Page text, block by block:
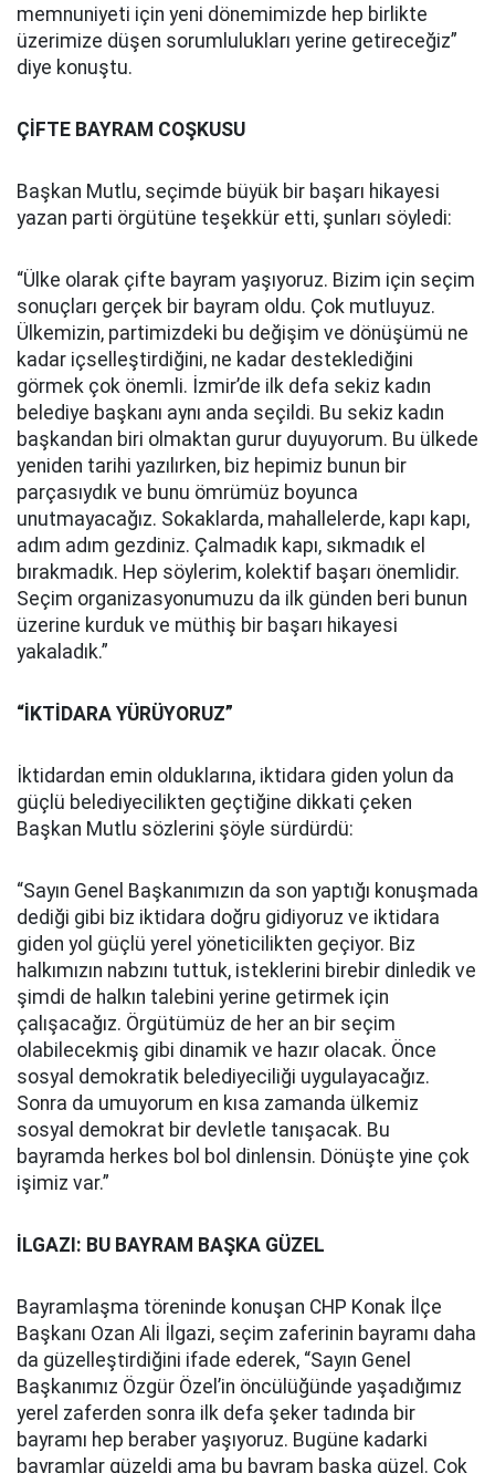
memnuniyeti için yeni dönemimizde hep birlikte
üzerimize düşen sorumlulukları yerine getireceğiz”
diye konuştu.
ÇİFTE BAYRAM COŞKUSU
Başkan Mutlu, seçimde büyük bir başarı hikayesi
yazan parti örgütüne teşekkür etti, şunları söyledi:
“Ülke olarak çifte bayram yaşıyoruz. Bizim için seçim
sonuçları gerçek bir bayram oldu. Çok mutluyuz.
Ülkemizin, partimizdeki bu değişim ve dönüşümü ne
kadar içselleştirdiğini, ne kadar desteklediğini
görmek çok önemli. İzmir’de ilk defa sekiz kadın
belediye başkanı aynı anda seçildi. Bu sekiz kadın
başkandan biri olmaktan gurur duyuyorum. Bu ülkede
yeniden tarihi yazılırken, biz hepimiz bunun bir
parçasıydık ve bunu ömrümüz boyunca
unutmayacağız. Sokaklarda, mahallelerde, kapı kapı,
adım adım gezdiniz. Çalmadık kapı, sıkmadık el
bırakmadık. Hep söylerim, kolektif başarı önemlidir.
Seçim organizasyonumuzu da ilk günden beri bunun
üzerine kurduk ve müthiş bir başarı hikayesi
yakaladık.”
“İKTİDARA YÜRÜYORUZ”
İktidardan emin olduklarına, iktidara giden yolun da
güçlü belediyecilikten geçtiğine dikkati çeken
Başkan Mutlu sözlerini şöyle sürdürdü:
“Sayın Genel Başkanımızın da son yaptığı konuşmada
dediği gibi biz iktidara doğru gidiyoruz ve iktidara
giden yol güçlü yerel yöneticilikten geçiyor. Biz
halkımızın nabzını tuttuk, isteklerini birebir dinledik ve
şimdi de halkın talebini yerine getirmek için
çalışacağız. Örgütümüz de her an bir seçim
olabilecekmiş gibi dinamik ve hazır olacak. Önce
sosyal demokratik belediyeciliği uygulayacağız.
Sonra da umuyorum en kısa zamanda ülkemiz
sosyal demokrat bir devletle tanışacak. Bu
bayramda herkes bol bol dinlensin. Dönüşte yine çok
işimiz var.”
İLGAZI: BU BAYRAM BAŞKA GÜZEL
Bayramlaşma töreninde konuşan CHP Konak İlçe
Başkanı Ozan Ali İlgazi, seçim zaferinin bayramı daha
da güzelleştirdiğini ifade ederek, “Sayın Genel
Başkanımız Özgür Özel’in öncülüğünde yaşadığımız
yerel zaferden sonra ilk defa şeker tadında bir
bayramı hep beraber yaşıyoruz. Bugüne kadarki
bayramlar güzeldi ama bu bayram başka güzel. Çok